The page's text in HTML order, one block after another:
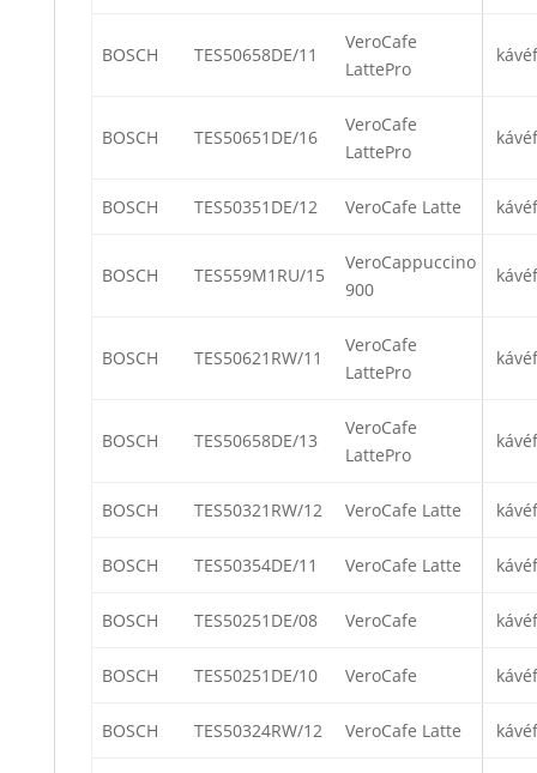
BOSCH TES50658DE/11
VeroCafe
LattePro
BOSCH TES50651DE/16
VeroCafe
LattePro
BOSCH TES50351DE/12 VeroCafe Latte
BOSCH TES559M1RU/15
VeroCappuccino
900
BOSCH TES50621RW/11
VeroCafe
LattePro
BOSCH TES50658DE/13
VeroCafe
LattePro
BOSCH TES50321RW/12 VeroCafe Latte
BOSCH TES50354DE/11 VeroCafe Latte
BOSCH TES50251DE/08 VeroCafe
BOSCH TES50251DE/10 VeroCafe
BOSCH TES50324RW/12 VeroCafe Latte